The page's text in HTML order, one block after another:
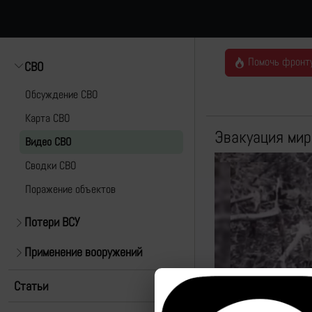
СВО
Обсуждение СВО
Карта СВО
Видео СВО
Cводки СВО
Поражение объектов
Потери ВСУ
Применение вооружений
Статьи
Помочь
Эвакуация